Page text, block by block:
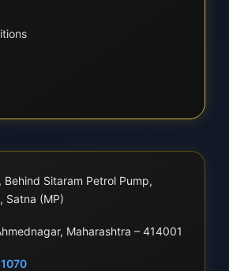
Behind Sitaram Petrol Pump,
Satna (MP)
Maharashtra – 414001